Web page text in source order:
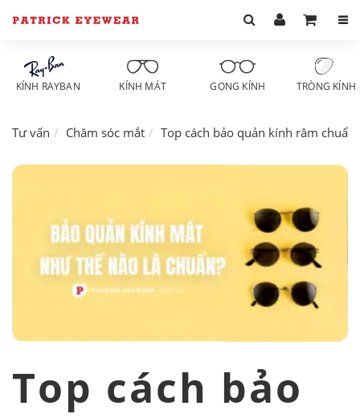
KÍNH RAYBAN KÍNH MÁT GỌNG KÍNH TRÒNG KÍNH
Tư vấn Chăm sóc mắt Top cách bảo quản kính râm chuẩn
Top cách bảo